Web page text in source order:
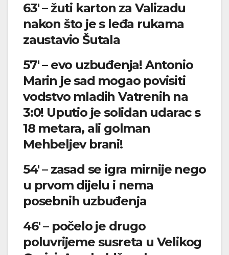
63′ – žuti karton za Valizadu
nakon što je s leđa rukama
zaustavio Šutala
57′ – evo uzbuđenja! Antonio
Marin je sad mogao povisiti
vodstvo mladih Vatrenih na
3:0! Uputio je solidan udarac s
18 metara, ali golman
Mehbeljev brani!
54′ – zasad se igra mirnije nego
u prvom dijelu i nema
posebnih uzbuđenja
46′ – počelo je drugo
poluvrijeme susreta u Velikog